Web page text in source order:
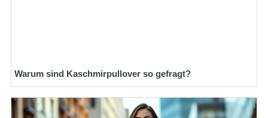
Warum sind Kaschmirpullover so gefragt?